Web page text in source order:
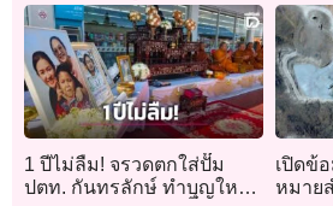
1 ปีไม่ลืม! จรวดตกใส่ปั๊ม
ปตท. กันทรลักษ์ ทำบุญใหญ่
เปิดข้อ
หมาย